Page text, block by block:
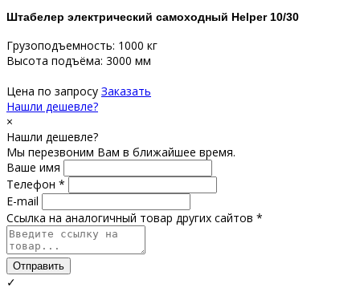
Штабелер электрический самоходный Helper 10/30
Грузоподъемность: 1000 кг
Высота подъёма: 3000 мм
Цена по запросу Заказать
Нашли дешевле?
×
Нашли дешевле?
Мы перезвоним Вам в ближайшее время.
Ваше имя
Телефон *
E-mail
Ссылка на аналогичный товар других сайтов *
Отправить
✓